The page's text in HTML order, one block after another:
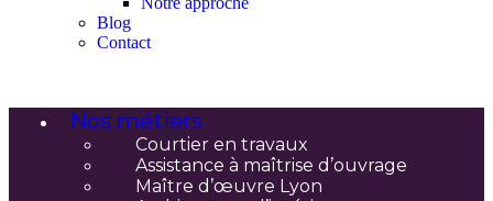
Blog
Contact
Nos métiers
Courtier en travaux
Assistance à maîtrise d’ouvrage
Maître d’œuvre Lyon